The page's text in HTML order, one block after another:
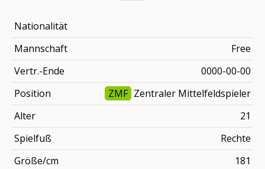
Nationalität
Mannschaft
Free
Vertr.-Ende
0000-00-00
Position
ZMF Zentraler Mittelfeldspieler
Alter
21
Spielfuß
Rechte
Größe/cm
181